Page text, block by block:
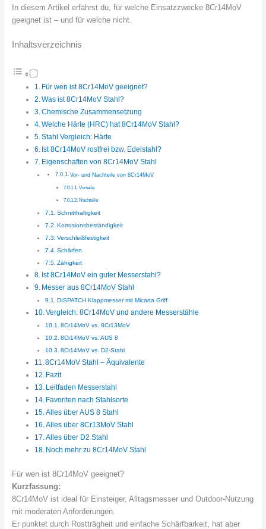
In diesem Artikel erfährst du, für welche Einsatzzwecke 8Cr14MoV
geeignet ist – und für welche nicht.
Inhaltsverzeichnis
Für wen ist 8Cr14MoV geeignet?
Was ist 8Cr14MoV Stahl?
Chemische Zusammensetzung
Welche Härte (HRC) hat 8Cr14MoV Stahl?
Stahl Vergleich: Härte
Ist 8Cr14MoV rostfrei bzw. Edelstahl?
Eigenschaften von 8Cr14MoV Stahl
Vor- und Nachteile von 8Cr14MoV
Vorteile
Nachteile
Schnitthaltigkeit
Korrosionsbeständigkeit
Verschleißfestigkeit
Schärfen
Zähigkeit
Ist 8Cr14MoV ein guter Messerstahl?
Messer aus 8Cr14MoV Stahl
DISPATCH Klappmesser mit Micarta Griff
Vergleich: 8Cr14MoV und andere Messerstähle
8Cr14MoV vs. 8Cr13MoV
8Cr14MoV vs. AUS 8
8Cr14MoV vs. D2-Stahl
8Cr14MoV Stahl – Äquivalente
Fazit
Leitfaden Messerstahl
Favoriten nach Stahlsorte
Alles über AUS 8 Stahl
Alles über 8Cr13MoV Stahl
Alles über D2 Stahl
Noch mehr zu 8Cr14MoV Stahl
Für wen ist 8Cr14MoV geeignet?
Kurzfassung:
8Cr14MoV ist ideal für Einsteiger, Alltagsmesser und Outdoor-Nutzung
mit moderaten Anforderungen.
Er punktet durch Rostträgheit und einfache Schärfbarkeit, hat aber